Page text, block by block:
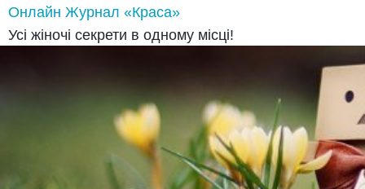
Онлайн Журнал «Краса»
Усі жіночі секрети в одному місці!